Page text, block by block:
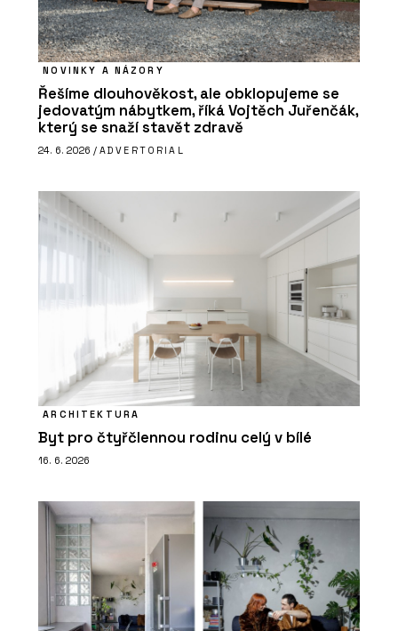
NOVINKY A NÁZORY
Řešíme dlouhověkost, ale obklopujeme se
jedovatým nábytkem, říká Vojtěch Juřenčák,
který se snaží stavět zdravě
24. 6. 2026 / ADVERTORIAL
ARCHITEKTURA
Byt pro čtyřčlennou rodinu celý v bílé
16. 6. 2026